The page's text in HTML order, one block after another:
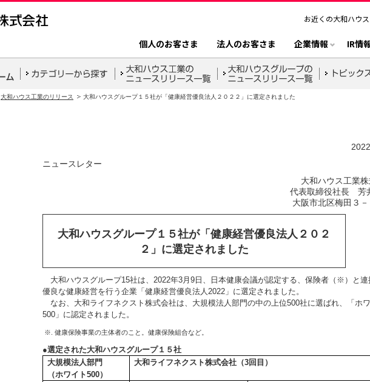
お近くの大和ハウス
個人のお客さま 法人のお客さま 企業情報 IR情
大和ハウス工業のリリース 大和ハウスグループ１５社が「健康経営優良法人２０２２」に選定されました
ニュースレター
大和ハウス工業
代表取締役社長 芳
大阪市北区梅田３－
大和ハウスグループ１５社が「健康経営優良法人２０２
２」に選定されました
大和ハウスグループ15社は、2022年3月9日、日本健康会議が認定する、保険者（※）と連
優良な健康経営を行う企業「健康経営優良法人2022」に選定されました。
なお、大和ライフネクスト株式会社は、大規模法人部門の中の上位500社に選ばれ、「ホ
500」に認定されました。
※. 健康保険事業の主体者のこと。健康保険組合など。
●選定された大和ハウスグループ１５社
大規模法人部門
（ホワイト500）
大和ライフネクスト株式会社（3回目）